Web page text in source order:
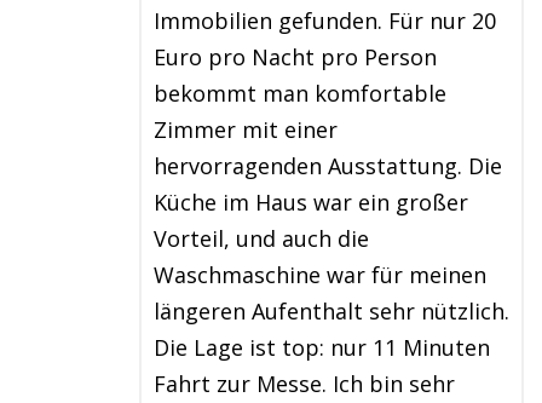
Immobilien gefunden. Für nur 20
Euro pro Nacht pro Person
bekommt man komfortable
Zimmer mit einer
hervorragenden Ausstattung. Die
Küche im Haus war ein großer
Vorteil, und auch die
Waschmaschine war für meinen
längeren Aufenthalt sehr nützlich.
Die Lage ist top: nur 11 Minuten
Fahrt zur Messe. Ich bin sehr